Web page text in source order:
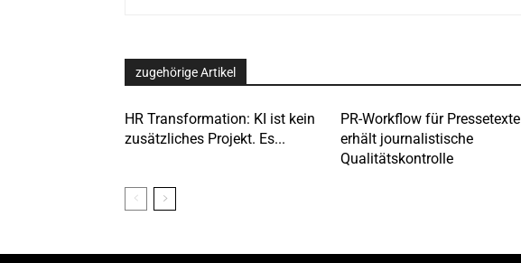
zugehörige Artikel
HR Transformation: KI ist kein
zusätzliches Projekt. Es...
PR-Workflow für Pressetexte
erhält journalistische
Qualitätskontrolle